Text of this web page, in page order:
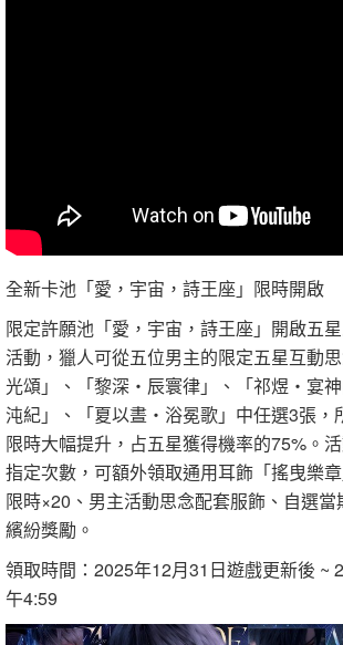
全新卡池「愛，宇宙，詩王座」限時開啟
限定許願池「愛，宇宙，詩王座」開啟五
活動，獵人可從五位男主的限定五星互動
光頌」、「黎深‧辰寰律」、「祁煜‧宴
沌紀」、「夏以晝‧浴冕歌」中任選3張，
限時大幅提升，占五星獲得機率的75%。
指定次數，可額外領取通用耳飾「搖曳樂
限時×20、男主活動思念配套服飾、自選
繽紛獎勵。
領取時間：2025年12月31日遊戲更新後 ~
午4:59